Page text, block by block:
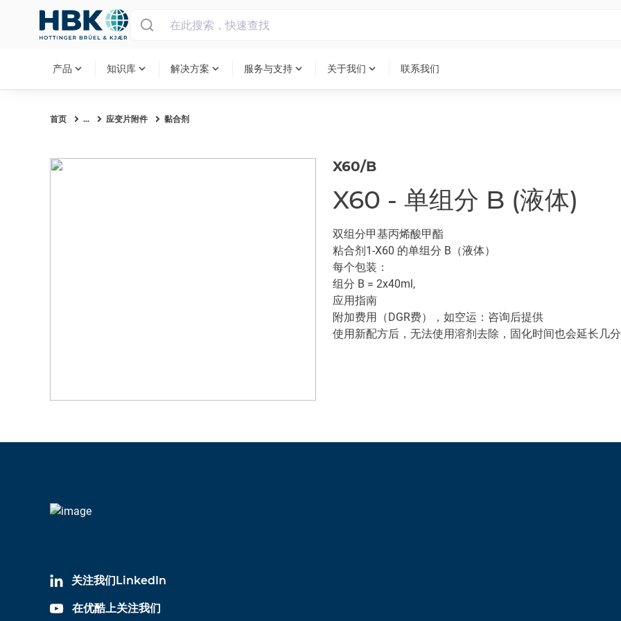
产品 expand_more 知识库 expand_more 解决方案 expand_more 服务与支持 expand_more 关于我们 expand_more 联系我们
首页 ... 应变片附件 黏合剂
X60/B
X60 - 单组分 B (液体)
双组分甲基丙烯酸甲酯
粘合剂1-X60 的单组分 B（液体）
每个包装：
组分 B = 2x40ml,
应用指南
附加费用（DGR费），如空运：咨询后提供
使用新配方后，无法使用溶剂去除，固化时间也会延长几
关注我们LinkedIn
在优酷上关注我们